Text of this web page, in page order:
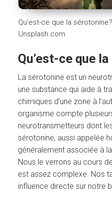
Qu’est-ce que la
Unsplash.com
Qu’est-ce que
La sérotonine est un
une substance qui aide à
chimiques d’une zone à
organisme compte
neurotransmetteurs dont
sérotonine, aussi appelée
généralement associée à
Nous le verrons au cours
est assez complexe. Nos
influence directe sur notre